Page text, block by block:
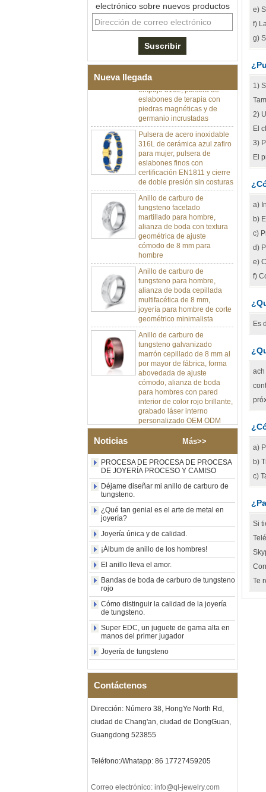
electrónico sobre nuevos productos
Nueva llegada
acero inoxidable 304 de
cerámica con circonita negra
para hombre, cierre
desplegable de doble
empuje 316L, pulsera de
eslabones de terapia con
piedras magnéticas y de
germanio incrustadas
Pulsera de acero inoxidable
316L de cerámica azul zafiro
para mujer, pulsera de
eslabones finos con
certificación EN1811 y cierre
de doble presión sin costuras
Anillo de carburo de
tungsteno facetado
martillado para hombre,
alianza de boda con textura
geométrica de ajuste
cómodo de 8 mm para
hombre
Anillo de carburo de
tungsteno para hombre,
alianza de boda cepillada
multifacética de 8 mm,
joyería para hombre de corte
geométrico minimalista
Anillo de carburo de
tungsteno galvanizado
marrón cepillado de 8 mm al
por mayor de fábrica, forma
abovedada de ajuste
cómodo, alianza de boda
para hombres con pared
interior de color rojo brillante,
grabado láser interno
personalizado OEM ODM
sumini
Anillo de carburo de
fábrica, incrustación central
tira de malaquita sintética,
hombres Grabado láser
interno personalizado OEM
Anillo de carburo de
tungsteno con sello
cuadrado pulido negro al por
mayor de fábrica,
incrustación de madera con
abulón, anillo de declaración
religiosa para hombres
Grabado interior
personalizado OEM ODM
suministro a gr
Anillo de carburo de
tungsteno electrochapado en
oro rosa de 8 mm al por
guitarra roja e incrustaciones
de ópalo triturado Alianza de
boda para hombres con
temática musical, grabado
láser interno personalizado
OEM ODM sumi
acero inoxidable 304 de
Noticias Más>>
PROCESA DE PROCESA DE PROCESA
DE JOYERÍA PROCESO Y CAMISO
Déjame diseñar mi anillo de carburo de
tungsteno.
¿Qué tan genial es el arte de metal en
joyería?
Joyería única y de calidad.
¡Álbum de anillo de los hombres!
El anillo lleva el amor.
Bandas de boda de carburo de tungsteno
rojo
Cómo distinguir la calidad de la joyería
de tungsteno.
Super EDC, un juguete de gama alta en
manos del primer jugador
Joyería de tungsteno
Contáctenos
Dirección: Número 38, HongYe North Rd,
ciudad de Chang'an, ciudad de DongGuan,
Guangdong 523855
Teléfono:/Whatapp: 86 17727459205
Correo electrónico: info@ql-jewelry.com
e)
f)
g)
1)
2)
El
3)
El
a)
b)
c)
d)
e)
f)
Es
a)
b)
c)
Si
Te